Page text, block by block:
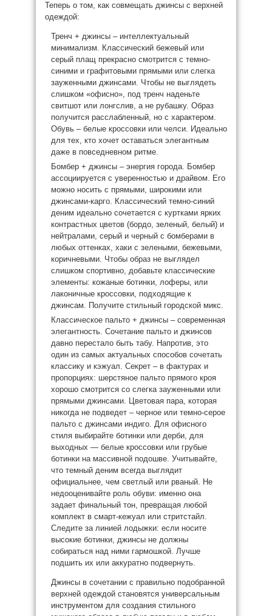
Теперь о том, как совмещать джинсы с верхней
одеждой:
Тренч + джинсы – интеллектуальный
минимализм. Классический бежевый или
серый плащ прекрасно смотрится с темно-
синими и графитовыми прямыми или слегка
зауженными джинсами. Чтобы не выглядеть
слишком «офисно», под тренч наденьте
свитшот или лонгслив, а не рубашку. Образ
получится расслабленный, но с характером.
Обувь – белые кроссовки или челси. Идеально
для тех, кто хочет оставаться элегантным
даже в повседневном ритме.
Бомбер + джинсы – энергия города. Бомбер
ассоциируется с уверенностью и драйвом. Его
можно носить с прямыми, широкими или
джинсами-карго. Классический темно-синий
деним идеально сочетается с куртками ярких
контрастных цветов (бордо, зеленый, белый) и
нейтралами, серый и черный с бомберами в
любых оттенках, хаки с зелеными, бежевыми,
коричневыми. Чтобы образ не выглядел
слишком спортивно, добавьте классические
элементы: кожаные ботинки, лоферы, или
лаконичные кроссовки, подходящие к
джинсам. Получите стильный городской микс.
Классическое пальто + джинсы – современная
элегантность. Сочетание пальто и джинсов
давно перестало быть табу. Напротив, это
один из самых актуальных способов сочетать
классику и кэжуал. Секрет – в фактурах и
пропорциях: шерстяное пальто прямого кроя
хорошо смотрится со слегка зауженными или
прямыми джинсами. Цветовая пара, которая
никогда не подведет – черное или темно-серое
пальто с джинсами индиго. Для офисного
стиля выбирайте ботинки или дерби, для
выходных — белые кроссовки или грубые
ботинки на массивной подошве. Учитывайте,
что темный деним всегда выглядит
официальнее, чем светлый или рваный. Не
недооценивайте роль обуви: именно она
задает финальный тон, превращая любой
комплект в смарт-кежуал или стритстайл.
Следите за линией лодыжки: если носите
высокие ботинки, джинсы не должны
собираться над ними гармошкой. Лучше
подшить их или аккуратно подвернуть.
Джинсы в сочетании с правильно подобранной
верхней одеждой становятся универсальным
инструментом для создания стильного